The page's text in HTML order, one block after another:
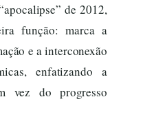
de 2012,
função: marca a
e a interconexão
enfatizando a
vez do progresso